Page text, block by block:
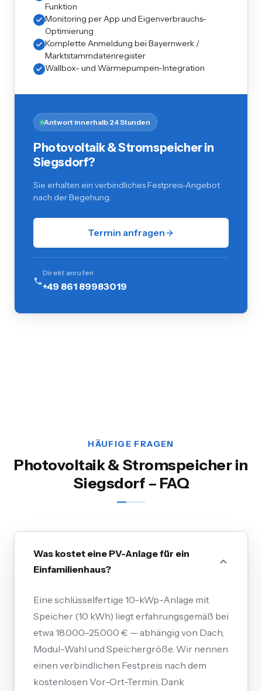
Funktion
Monitoring per App und Eigenverbrauchs-
Optimierung
Komplette Anmeldung bei Bayernwerk /
Marktstammdatenregister
Wallbox- und Wärmepumpen-Integration
Antwort innerhalb 24 Stunden
Photovoltaik & Stromspeicher in
Siegsdorf?
Sie erhalten ein verbindliches Festpreis-Angebot
nach der Begehung.
Termin anfragen
Direkt anrufen
+49 861 89983019
HÄUFIGE FRAGEN
Photovoltaik & Stromspeicher in
Siegsdorf – FAQ
Was kostet eine PV-Anlage für ein
Einfamilienhaus?
Eine schlüsselfertige 10-kWp-Anlage mit
Speicher (10 kWh) liegt erfahrungsgemäß bei
etwa 18.000–25.000 € — abhängig von Dach,
Modul-Wahl und Speichergröße. Wir nennen
einen verbindlichen Festpreis nach dem
kostenlosen Vor-Ort-Termin. Dank